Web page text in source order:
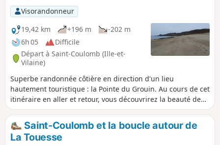
Visorandonneur
19,42 km
+196 m
-202 m
6h 05
Difficile
Départ à Saint-Coulomb (Ille-et-
Vilaine)
Superbe randonnée côtière en direction d'un lieu
hautement touristique : la Pointe du Grouin. Au cours de cet
itinéraire en aller et retour, vous découvrirez la beauté de
cette côte sous différents angles en fonction de la
luminosité et de la marée. La vue du Fort Du Guesclin,
insulaire à marée haute, illustre bien ces paysages variés.
Saint-Coulomb et la boucle autour de
La Touesse